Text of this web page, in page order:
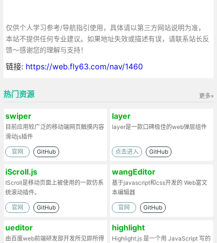
仅供个人学习参考/导航指引使用，具体请以第三方网站说明为准，
本站不提供任何专业建议。如果地址失效或描述有误，请联系站长反
馈～感谢您的理解与支持！
链接: https://web.fly63.com/nav/1460
更多»
热门资源
swiper
目前应用较广泛的移动端网页触摸内容
滑动js插件
官网 GitHub
layer
layer是一款口碑极佳的web弹层组件
点击进入 GitHub
iScroll.js
IScroll是移动页面上被使用的一款仿系
统滚动插件。
官网 GitHub
wangEditor
基于javascript和css开发的 Web富文
本编辑器
官网 GitHub
ueditor
由百度web前端研发部开发所见即所得
highlight
Highlight.js 是一个用 JavaScript 写的